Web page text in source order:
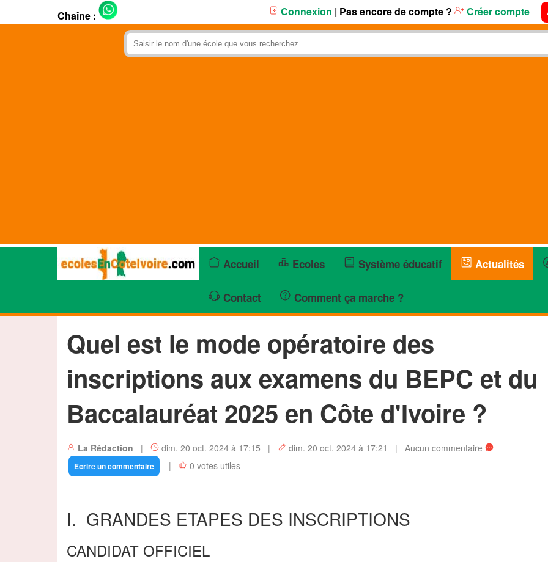
Chaîne : Connexion | Pas encore de compte ? Créer compte
Accueil Ecoles Système éducatif Actualités
Contact Comment ça marche ?
Quel est le mode opératoire des
inscriptions aux examens du BEPC et du
Baccalauréat 2025 en Côte d'Ivoire ?
La Rédaction | dim. 20 oct. 2024 à 17:15 | dim. 20 oct. 2024 à 17:21 | Aucun commentaire
Ecrire un commentaire | 0 votes utiles
I. GRANDES ETAPES DES INSCRIPTIONS
CANDIDAT OFFICIEL